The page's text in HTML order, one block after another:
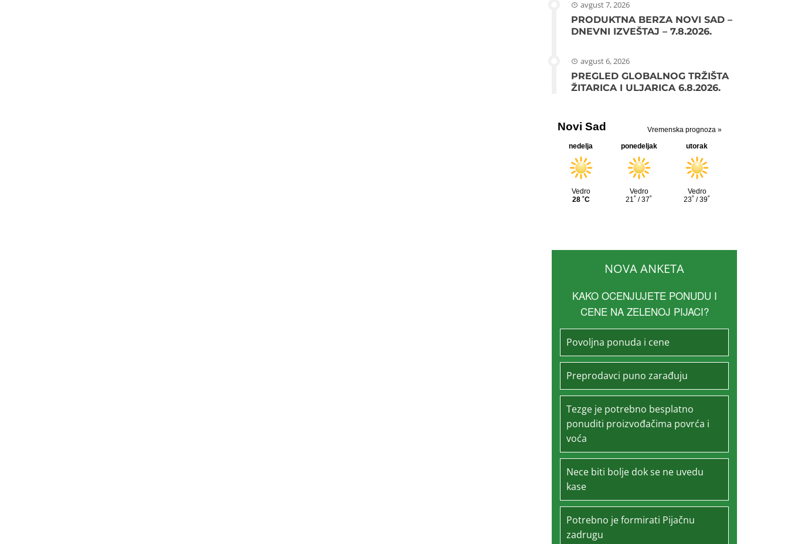
avgust 7, 2026
PRODUKTNA BERZA NOVI SAD –
DNEVNI IZVEŠTAJ – 7.8.2026.
avgust 6, 2026
PREGLED GLOBALNOG TRŽIŠTA
ŽITARICA I ULJARICA 6.8.2026.
NOVA ANKETA
KAKO OCENJUJETE PONUDU I
CENE NA ZELENOJ PIJACI?
Povoljna ponuda i cene
Preprodavci puno zarađuju
Tezge je potrebno besplatno
ponuditi proizvođačima povrća i
voća
Nece biti bolje dok se ne uvedu
kase
Potrebno je formirati Pijačnu
zadrugu